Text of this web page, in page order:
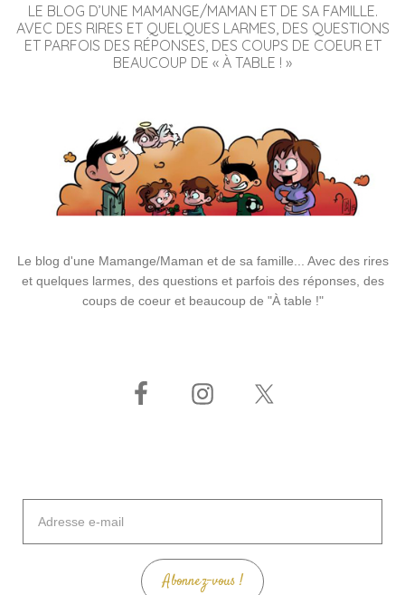
LE BLOG D’UNE MAMANGE/MAMAN ET DE SA FAMILLE.
AVEC DES RIRES ET QUELQUES LARMES, DES QUESTIONS
ET PARFOIS DES RÉPONSES, DES COUPS DE COEUR ET
BEAUCOUP DE « À TABLE ! »
Le blog d'une Mamange/Maman et de sa famille... Avec des rires
et quelques larmes, des questions et parfois des réponses, des
coups de coeur et beaucoup de "À table !"
mail
Abonnez-vous !